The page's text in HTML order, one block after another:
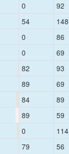
0 92
54 148
0 86
0 69
82 93
89 69
84 89
89 59
0 114
79 56